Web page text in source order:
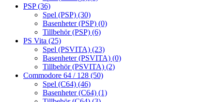
PSP(36)
Spel (PSP) (30)
Basenheter (PSP) (0)
Tillbehör (PSP) (6)
PS Vita (25)
Spel (PSVITA) (23)
Basenheter (PSVITA) (0)
Tillbehör (PSVITA) (2)
Commodore 64 / 128 (50)
Spel (C64) (46)
Basenheter (C64) (1)